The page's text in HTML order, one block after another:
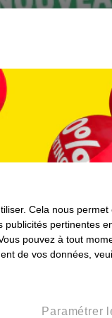
magasin, vous
depuis votre
et prêt
Cela nous permet
publicités pertinentes
pouvez à tout
de vos données,
Paramétrer